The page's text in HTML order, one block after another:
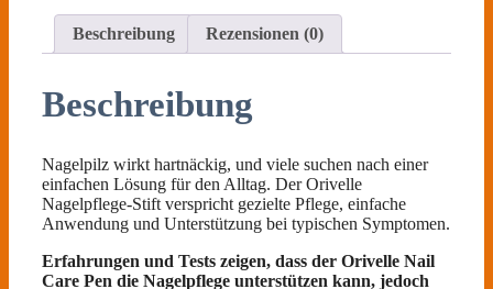
Beschreibung Rezensionen (0)
Beschreibung
Nagelpilz wirkt hartnäckig, und viele suchen nach einer
einfachen Lösung für den Alltag. Der Orivelle
Nagelpflege-Stift verspricht gezielte Pflege, einfache
Anwendung und Unterstützung bei typischen Symptomen.
Erfahrungen und Tests zeigen, dass der Orivelle Nail
Care Pen die Nagelpflege unterstützen kann, jedoch